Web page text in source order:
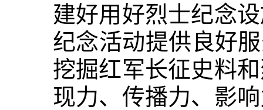
建好用好烈士纪念
纪念活动提供良好
挖掘红军长征史料
现力、传播力、影